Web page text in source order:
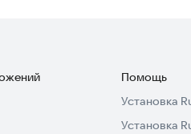
Помощь
Установка
Установка